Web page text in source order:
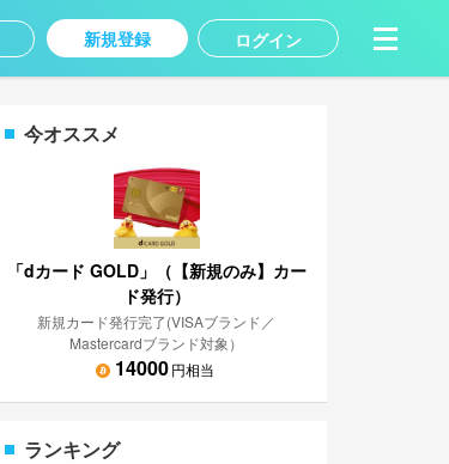
新規登録 ログイン
今オススメ
「dカード GOLD」（【新規のみ】カー
ド発行）
新規カード発行完了(VISAブランド／
Mastercardブランド対象）
14000円相当
ランキング